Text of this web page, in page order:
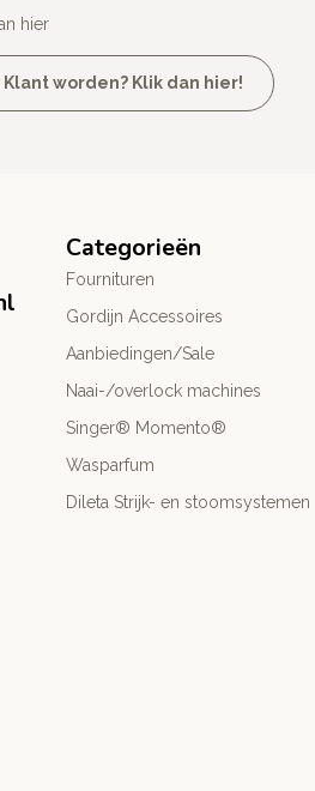
hier
worden? Klik dan hier!
Categorieën
Fournituren
Gordijn Accessoires
Aanbiedingen/Sale
Naai-/overlock machines
Singer® Momento®
Wasparfum
Dileta Strijk- en stoomsystemen